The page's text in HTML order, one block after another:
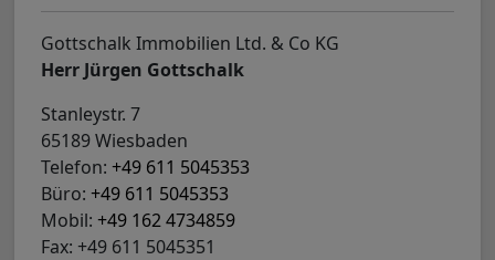
Gottschalk Immobilien Ltd. & Co KG
Herr Jürgen Gottschalk
Stanleystr. 7
65189 Wiesbaden
Telefon: +49 611 5045353
Büro: +49 611 5045353
Mobil: +49 162 4734859
Fax: +49 611 5045351